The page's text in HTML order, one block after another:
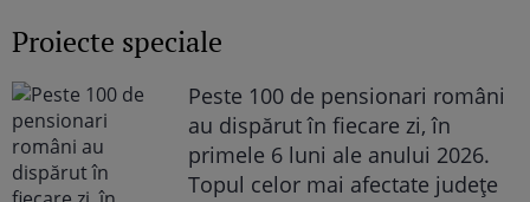
Proiecte speciale
Peste 100 de pensionari români
au dispărut în fiecare zi, în
primele 6 luni ale anului 2026.
Topul celor mai afectate județe